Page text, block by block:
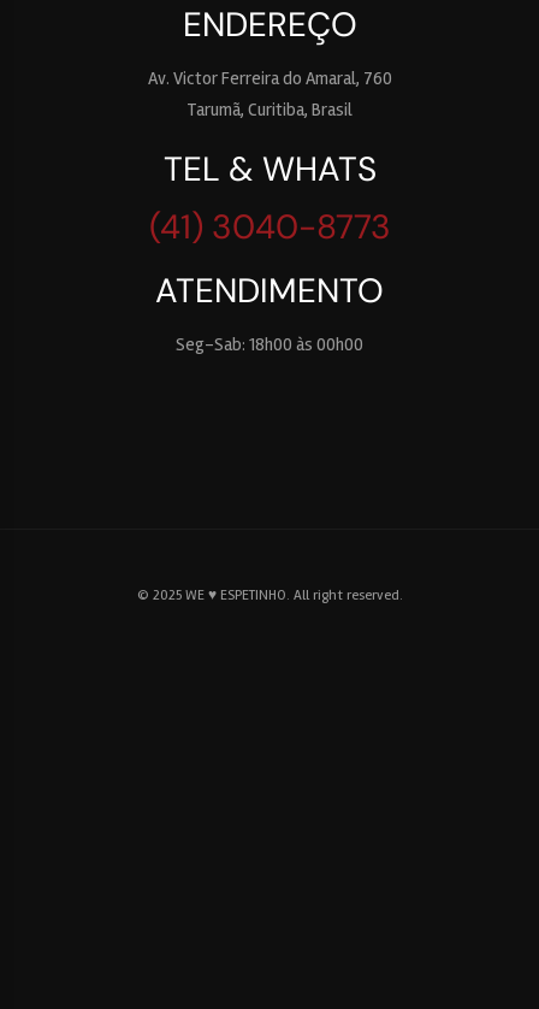
ENDEREÇO
Av. Victor Ferreira do Amaral, 760
Tarumã, Curitiba, Brasil
TEL & WHATS
(41) 3040-8773
ATENDIMENTO
Seg-Sab: 18h00 às 00h00
© 2025 WE ♥ ESPETINHO. All right reserved.